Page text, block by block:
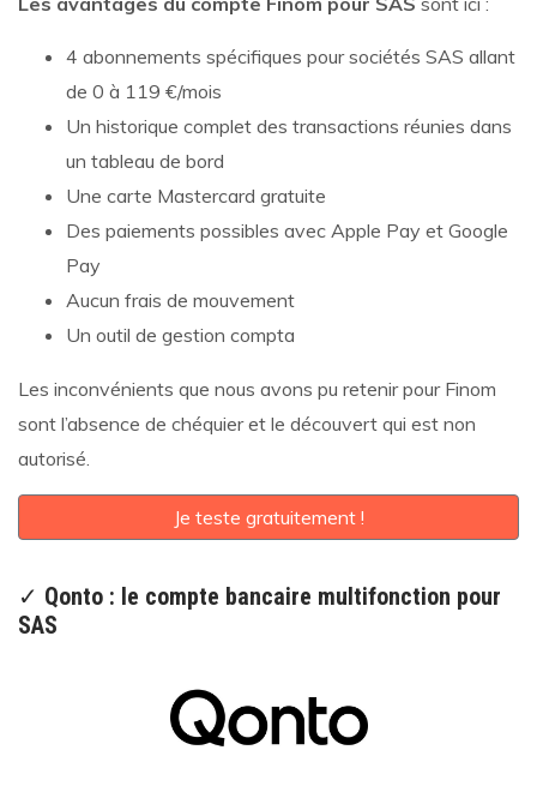
4 abonnements spécifiques pour sociétés SAS allant
de 0 à 119 €/mois
Un historique complet des transactions réunies dans
un tableau de bord
Une carte Mastercard gratuite
Des paiements possibles avec Apple Pay et Google
Pay
Aucun frais de mouvement
Un outil de gestion compta
Les inconvénients que nous avons pu retenir pour Finom
sont l’absence de chéquier et le découvert qui est non
autorisé.
Je teste gratuitement !
✓ Qonto : le compte bancaire multifonction pour
SAS